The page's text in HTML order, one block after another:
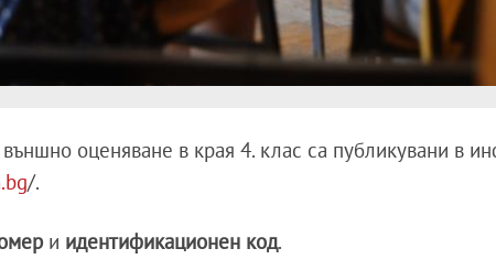
оценяване в края 4. клас са публикувани в
/.
и идентификационен код.